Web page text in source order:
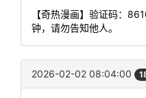
【奇热漫画】验证码：
钟，请勿告知他人。
2026-02-02 08:04:00